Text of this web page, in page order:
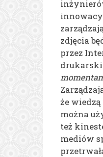
zdjęcia
przez
że
można
też
mediów